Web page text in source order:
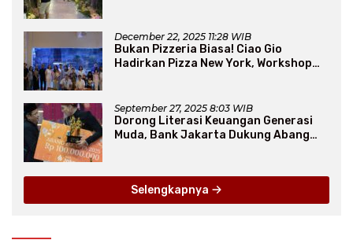
December 22, 2025 11:28 WIB
Bukan Pizzeria Biasa! Ciao Gio
Hadirkan Pizza New York, Workshop
September 27, 2025 8:03 WIB
Dorong Literasi Keuangan Generasi
Muda, Bank Jakarta Dukung Abang
Selengkapnya